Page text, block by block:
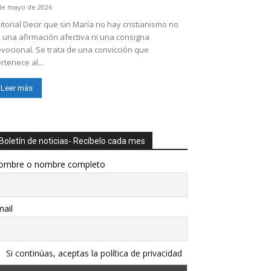
mayo de 2026
Decir que sin María no hay cristianismo no
una afirmación afectiva ni una consigna
Se trata de una convicción que
al...
Leer más
Boletín de noticias- Recíbelo cada mes
o nombre completo
Si continúas, aceptas la política de privacidad